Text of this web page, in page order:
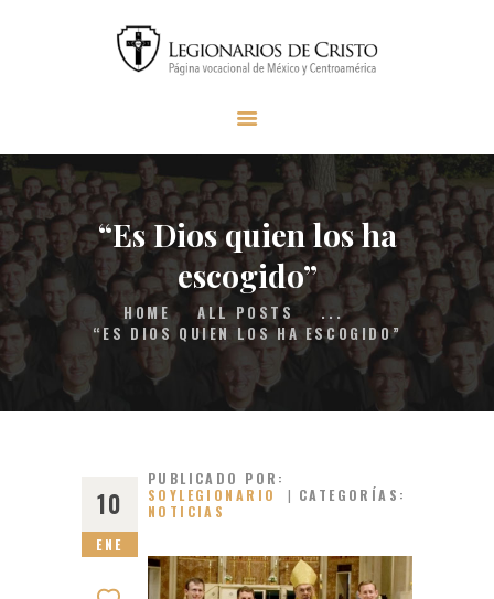
“Es Dios quien los ha
escogido”
HOME ALL POSTS
...
“ES DIOS QUIEN LOS HA ESCOGIDO”
MISIÓN LC
MATERIAL
FAQS
CONTACTO
DONAR
10
ENE
PUBLICADO POR:
SOYLEGIONARIO
CATEGORÍAS:
NOTICIAS